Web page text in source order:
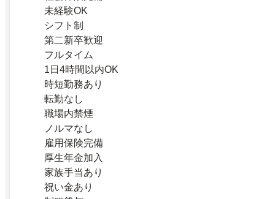
未経験OK
シフト制
第二新卒歓迎
フルタイム
1日4時間以内OK
時短勤務あり
転勤なし
職場内禁煙
ノルマなし
雇用保険完備
厚生年金加入
家族手当あり
祝い金あり